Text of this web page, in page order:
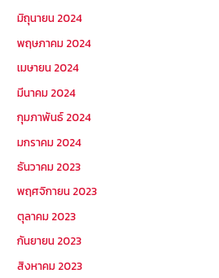
มิถุนายน 2024
พฤษภาคม 2024
เมษายน 2024
มีนาคม 2024
กุมภาพันธ์ 2024
มกราคม 2024
ธันวาคม 2023
พฤศจิกายน 2023
ตุลาคม 2023
กันยายน 2023
สิงหาคม 2023